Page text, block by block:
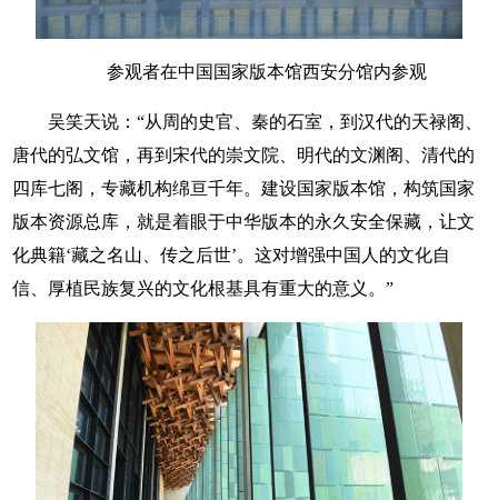
参观者在中国国家版本馆西安分馆内参观
吴笑天说：“从周的史官、秦的石室，到汉代的天禄阁、
唐代的弘文馆，再到宋代的崇文院、明代的文渊阁、清代的
四库七阁，专藏机构绵亘千年。建设国家版本馆，构筑国家
版本资源总库，就是着眼于中华版本的永久安全保藏，让文
化典籍‘藏之名山、传之后世’。这对增强中国人的文化自
信、厚植民族复兴的文化根基具有重大的意义。”